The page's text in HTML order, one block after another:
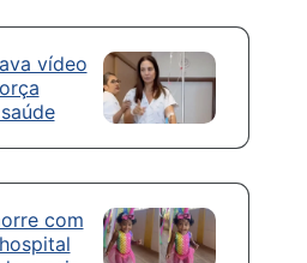
vídeo
com